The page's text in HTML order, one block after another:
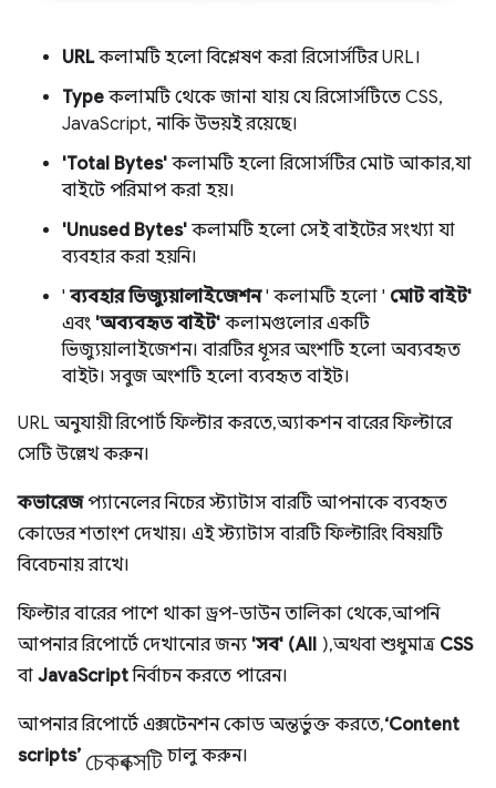
URLকলামটি হলো বিশ্লেষণ করা রিসোর্সটির URL।
Type কলামটি থেকে জানা যায় যে রিসোর্সটিতে CSS,
JavaScript, নাকি উভয়ই রয়েছে।
'Total Bytes' কলামটি হলো রিসোর্সটির মোট আকার, যা
বাইটে পরিমাপ করা হয়।
'Unused Bytes' কলামটি হলো সেই বাইটের সংখ্যা যা
ব্যবহার করা হয়নি।
' ব্যবহার ভিজ্যুয়ালাইজেশন' কলামটি হলো ' মোট বাইট'
এবং 'অব্যবহৃত বাইট' কলামগুলোর একটি
ভিজ্যুয়ালাইজেশন। বারটির ধূসর অংশটি হলো অব্যবহৃত
বাইট। সবুজ অংশটি হলো ব্যবহৃত বাইট।
URL অনুযায়ী রিপোর্ট ফিল্টার করতে, অ্যাকশন বারের ফিল্টারে
সেটি উল্লেখ করুন।
কভারেজপ্যানেলের নিচের স্ট্যাটাস বারটি আপনাকে ব্যবহৃত
কোডের শতাংশ দেখায়। এই স্ট্যাটাস বারটি ফিল্টারিং বিষয়টি
বিবেচনায় রাখে।
ফিল্টার বারের পাশে থাকা ড্রপ-ডাউন তালিকা থেকে, আপনি
আপনার রিপোর্টে দেখানোর জন্য 'সব' (All ), অথবা শুধুমাত্র CSS
বা JavaScriptনির্বাচন করতে পারেন।
আপনার রিপোর্টে এক্সটেনশন কোড অন্তর্ভুক্ত করতে,‘Content
scripts’ চেকবক্সটি চালু করুন।